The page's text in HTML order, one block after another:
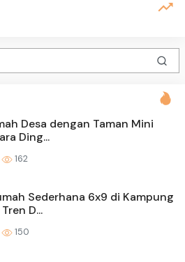
Desa dengan Taman Mini
Ding...
162
Sederhana 6x9 di Kampung
D...
150